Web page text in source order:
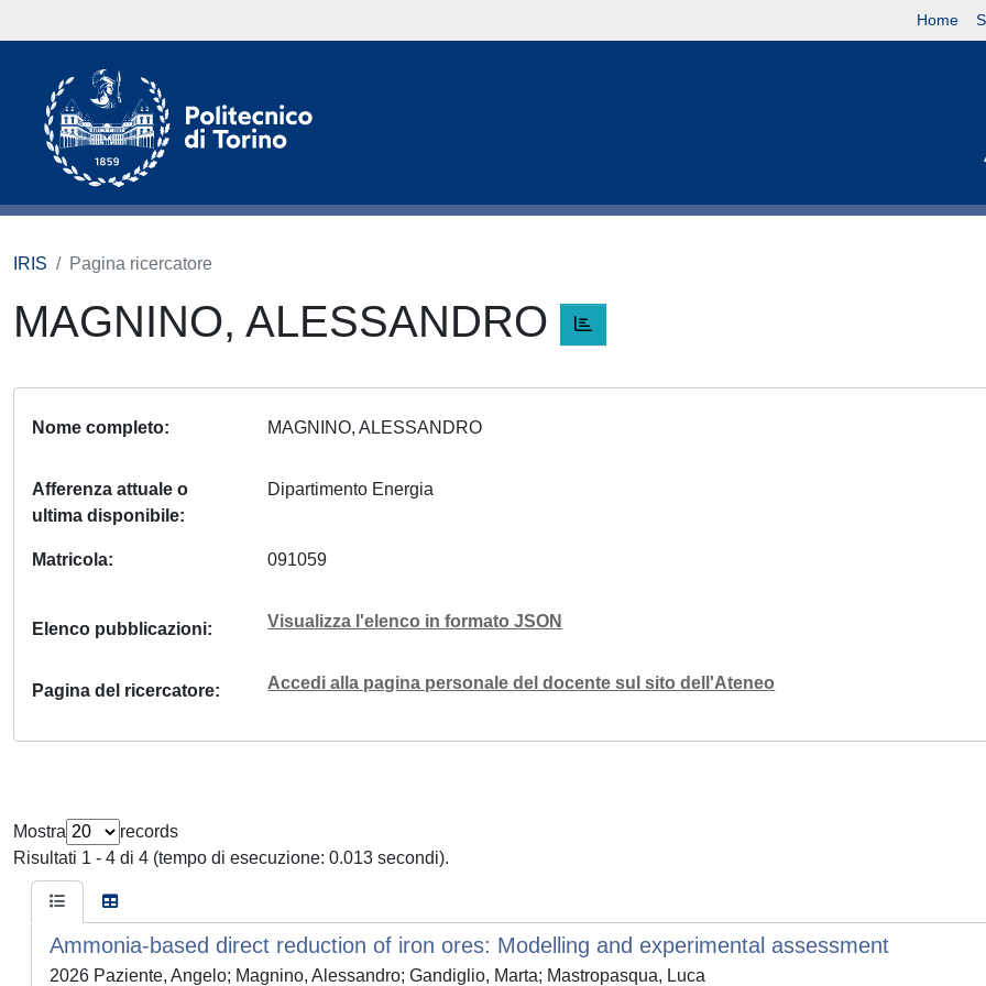
Home
IRIS Pagina ricercatore
MAGNINO, ALESSANDRO
Nome completo MAGNINO, ALESSANDRO
Afferenza attuale o
ultima disponibile
Dipartimento Energia
Matricola 091059
Elenco pubblicazioni Visualizza l'elenco in formato JSON
Pagina del ricercatore Accedi alla pagina personale del docente sul sito dell'Ateneo
Mostra
records
Risultati 1 - 4 di 4 (tempo di esecuzione: 0.013 secondi).
Ammonia-based direct reduction of iron ores: Modelling and experimental assessment
2026 Paziente, Angelo; Magnino, Alessandro; Gandiglio, Marta; Mastropasqua, Luca